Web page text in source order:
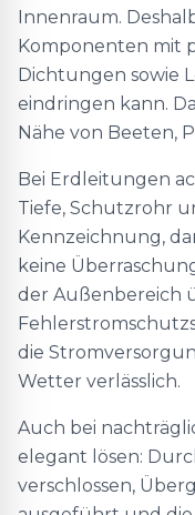
Innenraum.
Komponenten mit
Dichtungen sowie
eindringen kann.
Nähe von Beeten,
Bei Erdleitungen
Tiefe, Schutzrohr
Kennzeichnung,
keine
der Außenbereich
die
Wetter verlässlich.
Auch bei
elegant lösen:
verschlossen,